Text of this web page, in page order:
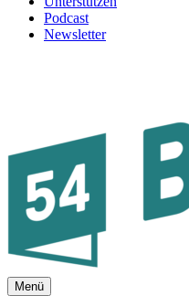
Podcast
Newsletter
Menü